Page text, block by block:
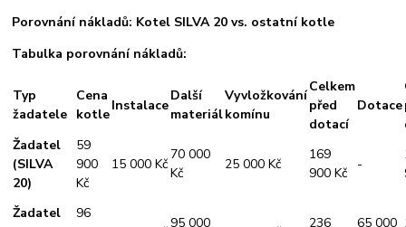
Porovnání nákladů: Kotel SILVA 20 vs. ostatní kotle
Tabulka porovnání nákladů:
Typ
žadatele
Cena
kotle
Instalace
Další
materiál
Vyvložkování
komínu
Celkem
před
dotací
Dotace
Žadatel
(SILVA
20)
59
900
Kč
15 000 Kč
70 000
Kč
25 000 Kč
169
900 Kč
-
Žadatel
96
95 000
236
65 000